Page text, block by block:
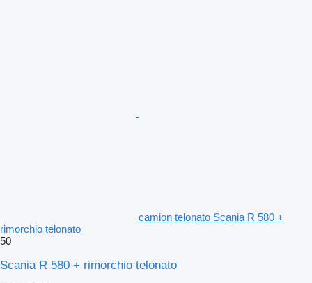
camion telonato Scania R 580 +
rimorchio telonato
50
Scania R 580 + rimorchio telonato